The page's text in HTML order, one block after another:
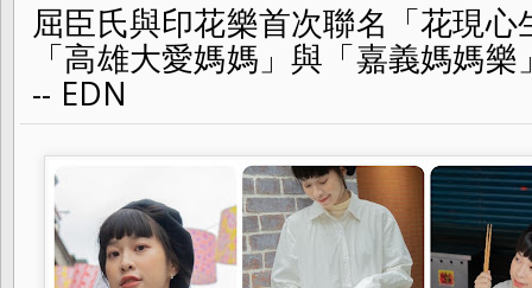
屈臣氏與印花樂首次聯名「花現心生活」加價購商品 支持「高雄大愛
車縫製作 -- EDN
屈臣氏與印花樂首次聯名「花現
「高雄大愛媽媽」與「嘉義媽媽
-- EDN